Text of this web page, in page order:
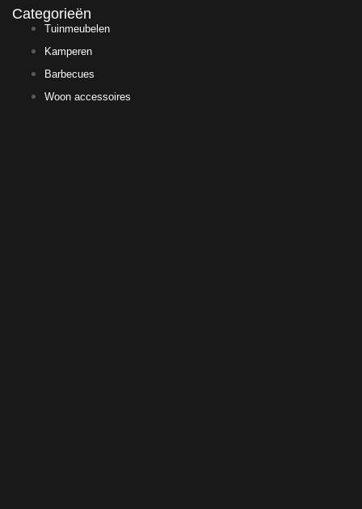
Categorieën
Tuinmeubelen
Kamperen
Barbecues
Woon accessoires